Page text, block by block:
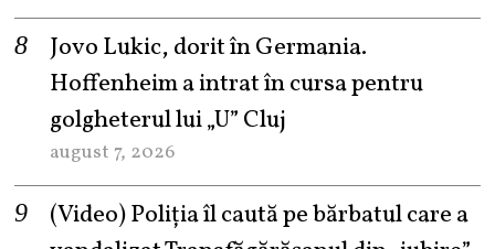
Jovo Lukic, dorit în Germania.
Hoffenheim a intrat în cursa pentru
golgheterul lui „U” Cluj
august 7, 2026
(Video) Poliția îl caută pe bărbatul care a